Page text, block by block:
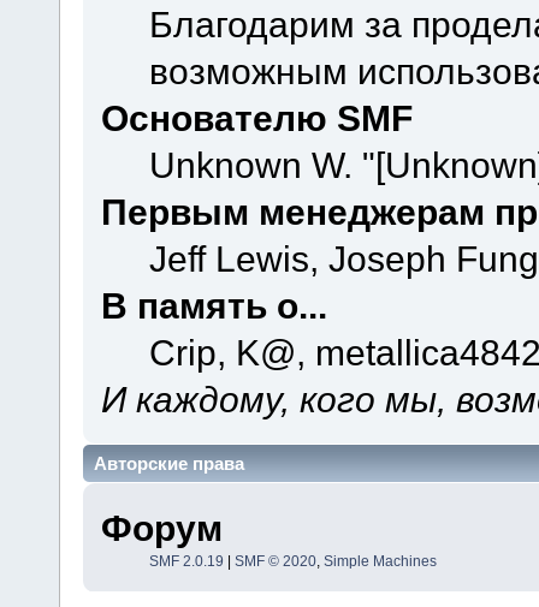
Благодарим за
возможным
Основателю SMF
Unknown W.
Первым менеджерам
Jeff Lewis, Joseph
В память о...
Crip, K@,
И каждому, кого мы,
Авторские права
Форум
SMF 2.0.19 | SMF © 2020, Simple Machines